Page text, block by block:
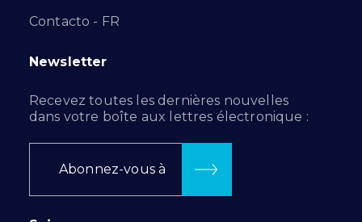
Contacto - FR
Newsletter
Recevez toutes les dernières nouvelles
dans votre boîte aux lettres électronique :
Abonnez-vous à